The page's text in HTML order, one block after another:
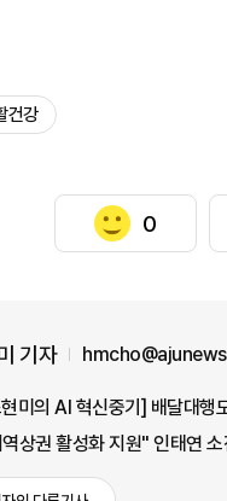
건강
0
기자
미의 AI 혁신중기] 배달대행
상권 활성화 지원" 인태연